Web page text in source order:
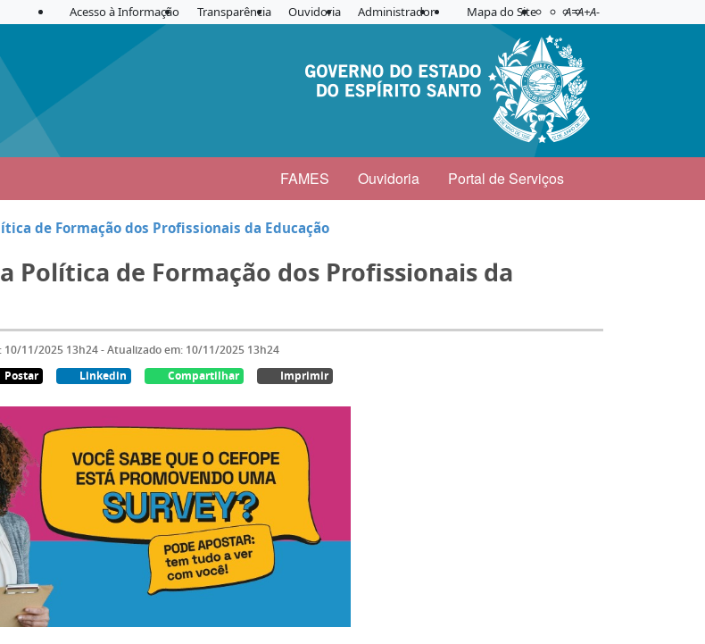
Acesso à Informação Transparência Ouvidoria Administrador Mapa do Site Acessibilidade
Aplicar contraste
A=A+A-
FAMES Ouvidoria Portal de Serviços
de Formação dos Profissionais da Educação
Política de Formação dos Profissionais da
10/11/2025 13h24 - Atualizado em: 10/11/2025 13h24
Postar Linkedin Compartilhar Imprimir